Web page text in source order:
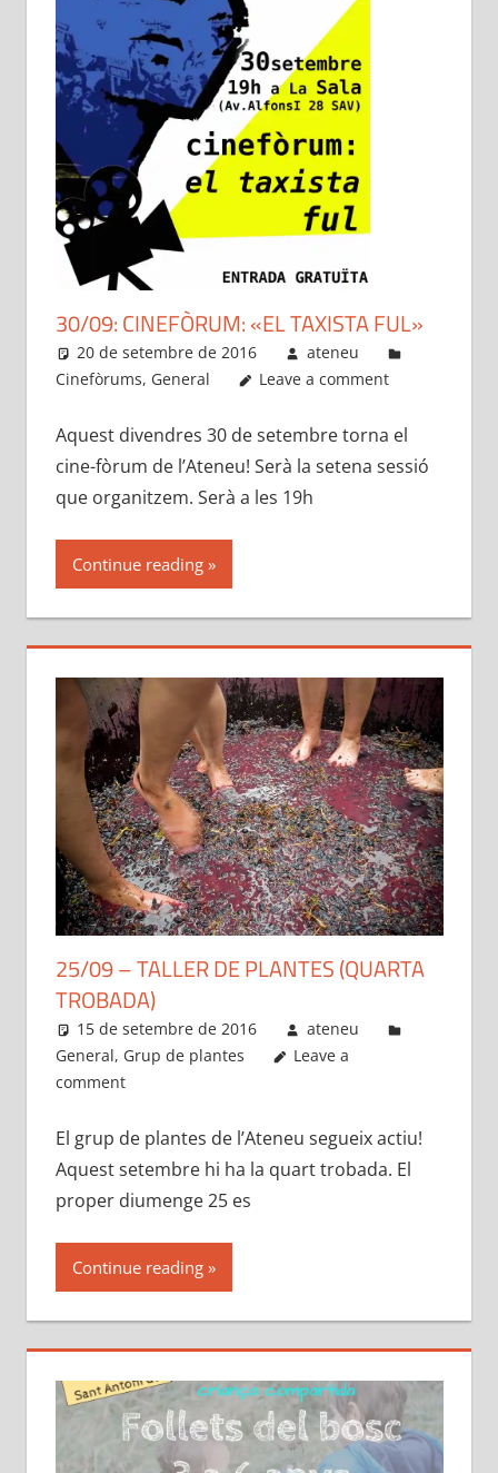
30/09: CINEFÒRUM: «EL TAXISTA FUL»
20 de setembre de 2016
ateneu
Cinefòrums, General Leave a comment
Aquest divendres 30 de setembre torna el
cine-fòrum de l’Ateneu! Serà la setena sessió
que organitzem. Serà a les 19h
Continue reading
25/09 – TALLER DE PLANTES (QUARTA
TROBADA)
15 de setembre de 2016
ateneu
General, Grup de plantes
Leave a
comment
El grup de plantes de l’Ateneu segueix actiu!
Aquest setembre hi ha la quart trobada. El
proper diumenge 25 es
Continue reading